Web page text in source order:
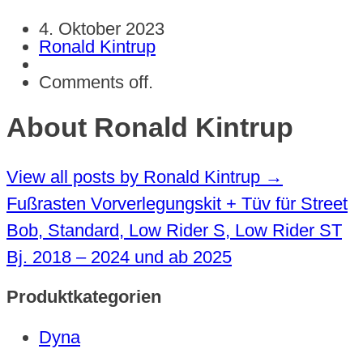
4. Oktober 2023
Ronald Kintrup
Comments off.
About Ronald Kintrup
View all posts by Ronald Kintrup →
Fußrasten Vorverlegungskit + Tüv für Street
Bob, Standard, Low Rider S, Low Rider ST
Bj. 2018 – 2024 und ab 2025
Produktkategorien
Dyna